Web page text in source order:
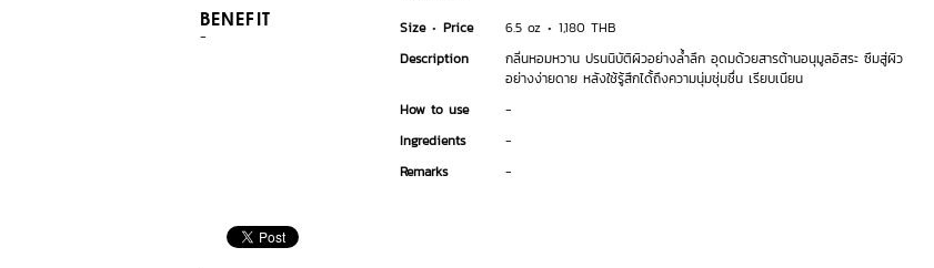
BENEFIT
- Size Price 6.5 oz
1,180 THB
Description
กลิ่นหอมหวาน ปรนนิบัติผิวอย่างล้ำลึก อุดมด้วยสารต้านอนุมูลอิสระ ซึมสู่ผิว
อย่างง่ายดาย หลังใช้รู้สึกได้้ถึงความนุ่มชุ่มชื่น เรียบเนียน
How to use
-
Ingredients
-
Remarks
-